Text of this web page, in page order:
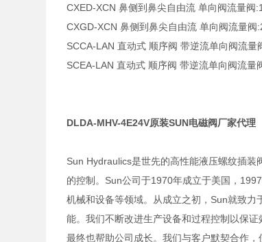
CXED-XCN 鼻侧到鼻尖自由流 单向阀流量阀
CXGD-XCN 鼻侧到鼻尖自由流 单向阀流量
SCCA-LAN 直动式 顺序阀 带逆流单向阀流
SCEA-LAN 直动式 顺序阀 带逆流单向阀流
DLDA-MHV-4E24V原装SUN电磁阀厂家代理
Sun Hydraulics是世先的高性能液压螺纹插
的控制。Sun公司于1970年成立于美国，
机械和设备等领域。从成立之初，Sun就致
能。我们不断改进生产设备和过程控制以保
最终也帮助公司成长。我们与客户默契合作